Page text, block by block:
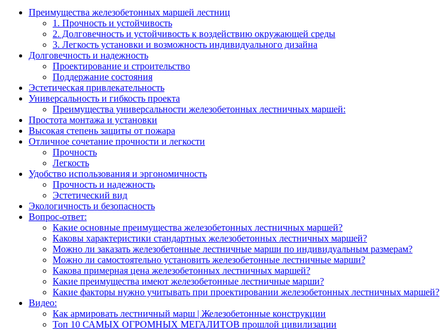
Преимущества железобетонных маршей лестниц
1. Прочность и устойчивость
2. Долговечность и устойчивость к воздействию окружающей среды
3. Легкость установки и возможность индивидуального дизайна
Долговечность и надежность
Проектирование и строительство
Поддержание состояния
Эстетическая привлекательность
Универсальность и гибкость проекта
Преимущества универсальности железобетонных лестничных маршей:
Простота монтажа и установки
Высокая степень защиты от пожара
Отличное сочетание прочности и легкости
Прочность
Легкость
Удобство использования и эргономичность
Прочность и надежность
Эстетический вид
Экологичность и безопасность
Вопрос-ответ:
Какие основные преимущества железобетонных лестничных маршей?
Каковы характеристики стандартных железобетонных лестничных маршей?
Можно ли заказать железобетонные лестничные марши по индивидуальным размерам?
Можно ли самостоятельно установить железобетонные лестничные марши?
Какова примерная цена железобетонных лестничных маршей?
Какие преимущества имеют железобетонные лестничные марши?
Какие факторы нужно учитывать при проектировании железобетонных лестничных маршей?
Видео:
Как армировать лестничный марш | Железобетонные конструкции
Toп 10 САМЫХ ОГРОМНЫХ МЕГАЛИТОВ прошлой цивилизации